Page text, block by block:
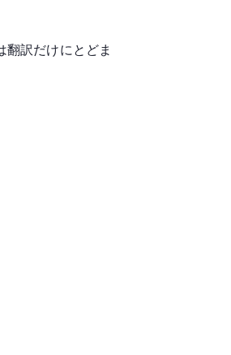
訳だけにとどま